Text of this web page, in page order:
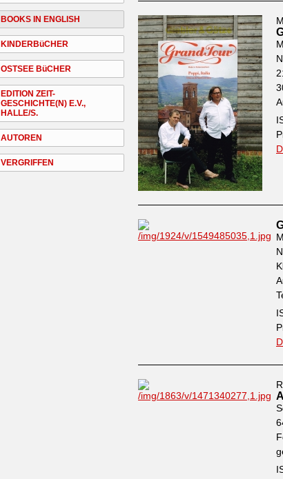
BOOKS IN ENGLISH
KINDERBüCHER
OSTSEE BüCHER
EDITION ZEIT-
GESCHICHTE(N) E.V.,
HALLE/S.
AUTOREN
VERGRIFFEN